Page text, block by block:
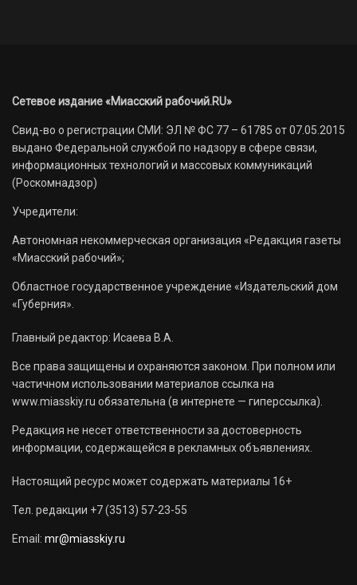
Сетевое издание «Миасский рабочий.RU»
Свид-во о регистрации СМИ: ЭЛ № ФС 77 – 61785 от 07.05.2015
выдано Федеральной службой по надзору в сфере связи,
информационных технологий и массовых коммуникаций
(Роскомнадзор)
Учредители:
Автономная некоммерческая организация «Редакция газеты
«Миасский рабочий»;
Областное государственное учреждение «Издательский дом
«Губерния».
Главный редактор: Исаева В.А.
Все права защищены и охраняются законом. При полном или
частичном использовании материалов ссылка на
www.miasskiy.ru обязательна (в интернете — гиперссылка).
Редакция не несет ответственности за достоверность
информации, содержащейся в рекламных объявлениях.
Настоящий ресурс может содержать материалы 16+
Тел. редакции +7 (3513) 57-23-55
Email: mr@miasskiy.ru